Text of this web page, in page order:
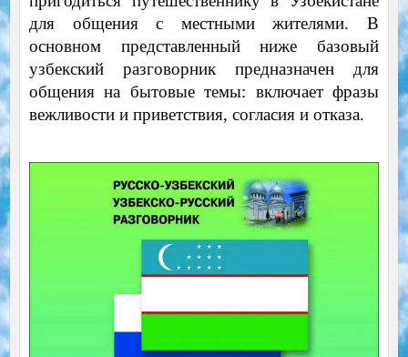
для общения с местными жителями. В
основном представленный ниже базовый
узбекский разговорник предназначен для
общения на бытовые темы: включает фразы
вежливости и приветствия, согласия и отказа.